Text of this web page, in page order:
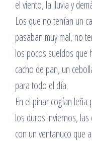
el viento, la lluvia y
Los que no tenían un
pasaban muy mal, no
los pocos sueldos que
cacho de pan, un
para todo el día.
En el pinar cogían
los duros inviernos,
con un ventanuco que